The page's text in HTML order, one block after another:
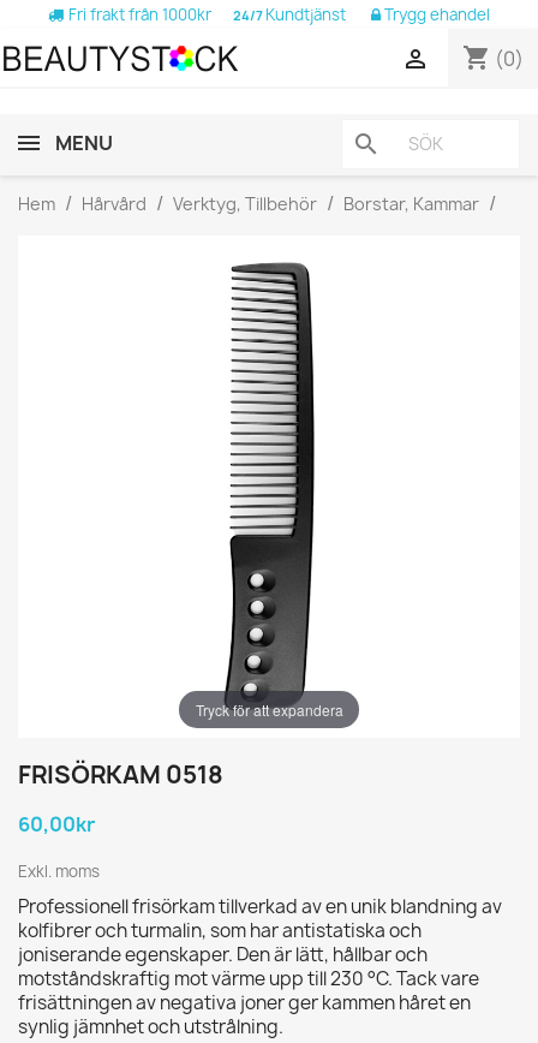
Fri frakt från 1000kr 24/7 Kundtjänst Trygg ehandel
shopping_cart (0)

MENU search
Hem Hårvård Verktyg, Tillbehör Borstar, Kammar
Tryck för att expandera
FRISÖRKAM 0518
60,00kr
Exkl. moms
Professionell frisörkam tillverkad av en unik blandning av
kolfibrer och turmalin, som har antistatiska och
joniserande egenskaper. Den är lätt, hållbar och
motståndskraftig mot värme upp till 230 °C. Tack vare
frisättningen av negativa joner ger kammen håret en
synlig jämnhet och utstrålning.